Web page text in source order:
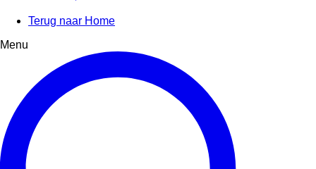
Terug naar Home
Menu